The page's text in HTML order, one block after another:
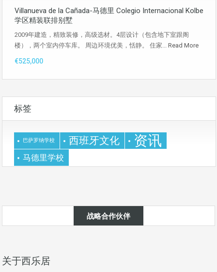
Villanueva de la Cañada-马德里 Colegio Internacional Kolbe
学区精装联排别墅
2009年建造，精致装修，高级选材。4层设计（包含地下室跟阁
楼），两个室内停车库。 周边环境优美，恬静。 住家... Read More
€525,000
标签
巴萨罗纳学校 西班牙文化 资讯
马德里学校
战略合作伙伴
关于西乐居